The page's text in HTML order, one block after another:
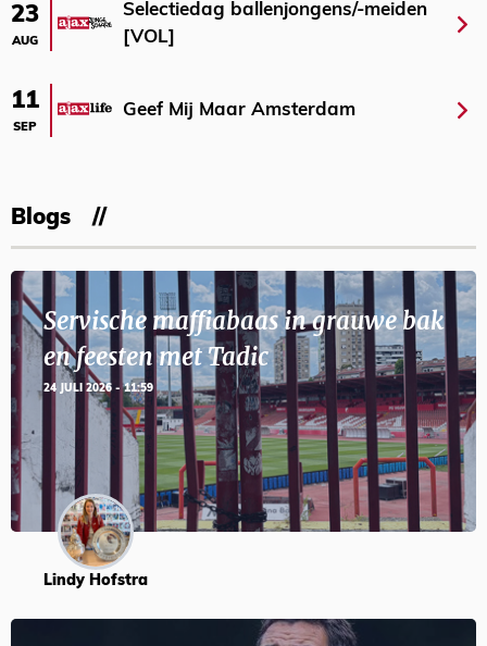
23
AUG
Selectiedag ballenjongens/-meiden
[VOL]
11
SEP
Geef Mij Maar Amsterdam
Blogs
Servische maffiabaas in grauwe bak
en feesten met Tadic
24 JULI 2026 - 11:59
Lindy Hofstra